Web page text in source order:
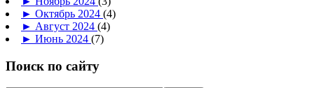
► Октябрь 2024 (4)
► Август 2024 (4)
► Июнь 2024 (7)
Поиск по сайту